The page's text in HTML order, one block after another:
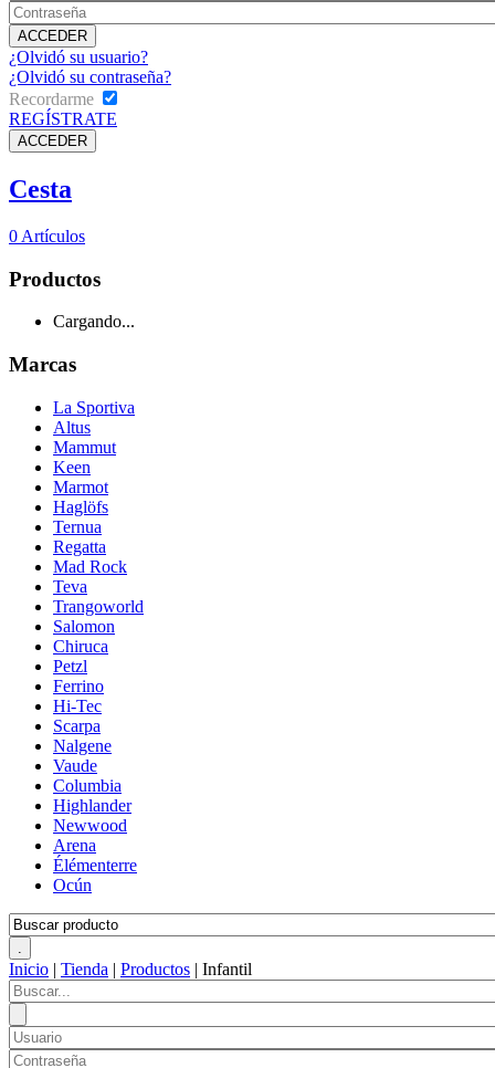
¿Olvidó su usuario?
¿Olvidó su contraseña?
Recordarme
REGÍSTRATE
Cesta
0 Artículos
Productos
Cargando...
Marcas
La Sportiva
Altus
Mammut
Keen
Marmot
Haglöfs
Ternua
Regatta
Mad Rock
Teva
Trangoworld
Salomon
Chiruca
Petzl
Ferrino
Hi-Tec
Scarpa
Nalgene
Vaude
Columbia
Highlander
Newwood
Arena
Élémenterre
Ocún
Inicio | Tienda | Productos | Infantil